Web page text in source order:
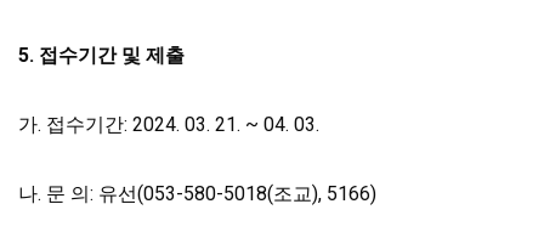
5. 접수기간 및 제출
가. 접수기간: 2024. 03. 21. ~ 04. 03.
나. 문 의: 유선(053-580-5018(조교), 5166)